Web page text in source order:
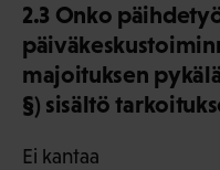
2.3 Onko
majoituksen
§) sisältö
Ei kantaa